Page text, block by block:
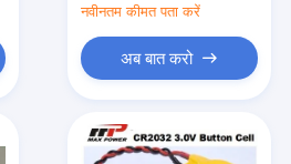
नवीनतम कीमत पता करें
अब बात करो